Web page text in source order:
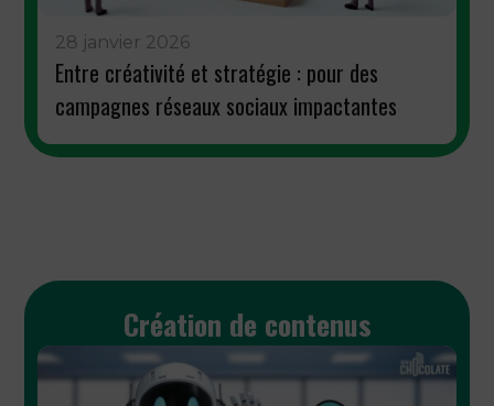
28 janvier 2026
Entre créativité et stratégie : pour des
campagnes réseaux sociaux impactantes
Création de contenus